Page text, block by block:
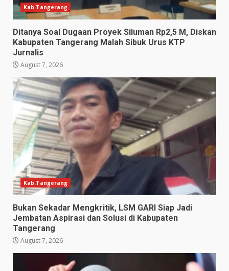
Kab.Tangerang
Ditanya Soal Dugaan Proyek Siluman Rp2,5 M, Diskan
Kabupaten Tangerang Malah Sibuk Urus KTP
Jurnalis
August 7, 2026
Kab.Tangerang
Bukan Sekadar Mengkritik, LSM GARI Siap Jadi
Jembatan Aspirasi dan Solusi di Kabupaten
Tangerang
August 7, 2026